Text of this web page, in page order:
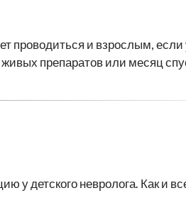
проводиться и взрослым, если
препаратов или месяц
у детского невролога. Как и